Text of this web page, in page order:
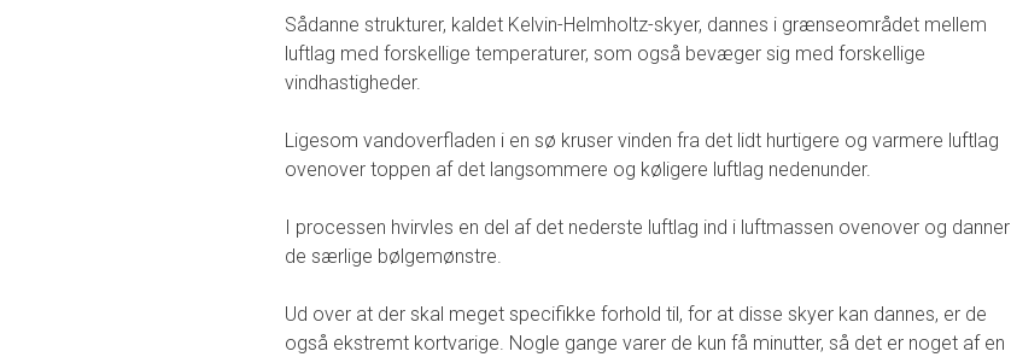
Sådanne strukturer, kaldet Kelvin-Helmholtz-skyer, dannes i grænseområdet mellem
luftlag med forskellige temperaturer, som også bevæger sig med forskellige
vindhastigheder.
Ligesom vandoverfladen i en sø kruser vinden fra det lidt hurtigere og varmere luftlag
ovenover toppen af det langsommere og køligere luftlag nedenunder.
I processen hvirvles en del af det nederste luftlag ind i luftmassen ovenover og danner
de særlige bølgemønstre.
Ud over at der skal meget specifikke forhold til, for at disse skyer kan dannes, er de
også ekstremt kortvarige. Nogle gange varer de kun få minutter, så det er noget af en